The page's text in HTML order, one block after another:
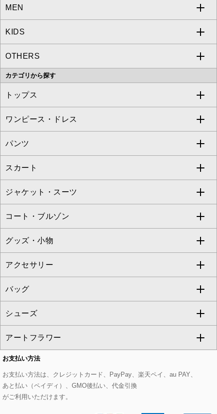
a.v.v
MICHEL KLEIN
MK MICHEL KLEIN
OFUON le MK
eur3
Maison de CINQ
MEN
a.v.v
MICHEL KLEIN HOMME
MK MICHEL KLEIN HOMME
KIDS
a.v.v
OTHERS
MK MICHEL KLEIN BAG
カテゴリから探す
トップス
すべてのトップス
カットソー・Tシャツ
ブラウス・シャツ
ニット・セーター
カーディガン
アンサンブルセット
ベスト・ジレ
パーカー
タンクトップ・キャミソール
スウェット・ジャージー
その他のトップス
ワンピース・ドレス
すべてのワンピース・ドレス
ワンピース
ドレス
チュニック
ジャンパースカート
その他のワンピース・ドレス
パンツ
すべてのパンツ
フルレングスパンツ
クロップド・半端丈パンツ
ガウチョ・ワイドパンツ
ハーフ・ショート丈パンツ
サロペット・オールインワン
その他のパンツ
スカート
すべてのスカート
ロング・マキシ丈スカート
ひざ丈スカート
ミモレ丈スカート
ショート・ミニ丈スカート
その他のスカート
ジャケット・スーツ
すべてのジャケット・スーツ
テーラードジャケット
ノーカラージャケット
セットアップ
セットアップジャケット
セットアップパンツ
セットアップスカート
セットアップワンピース
コート・ブルゾン
すべてのコート・ブルゾン
トレンチコート
ピーコート
ダッフルコート
チェスターコート
モッズコート
ステンカラーコート
グッズ・小物
すべてのグッズ・小物
マスク
ストール・マフラー・スヌード
ベルト・サスペンダー
帽子
ヘアアクセサリー
アクセサリー
すべてのアクセサリー
ネックレス
ピアス・イヤリング
ブレスレット・バングル
ブローチ・コサージュ
バッグ
すべてのバッグ
トートバッグ
ショルダーバッグ
ボストンバッグ
シューズ
すべてのシューズ
パンプス
スニーカー
アートフラワー
すべてのアートフラワー
ローズ
お支払い方法
お支払い方法は、クレジットカード、PayPay、楽天ペイ、au PAY、
あと払い（ペイディ）、GMO後払い、代金引換
がご利用いただけます。